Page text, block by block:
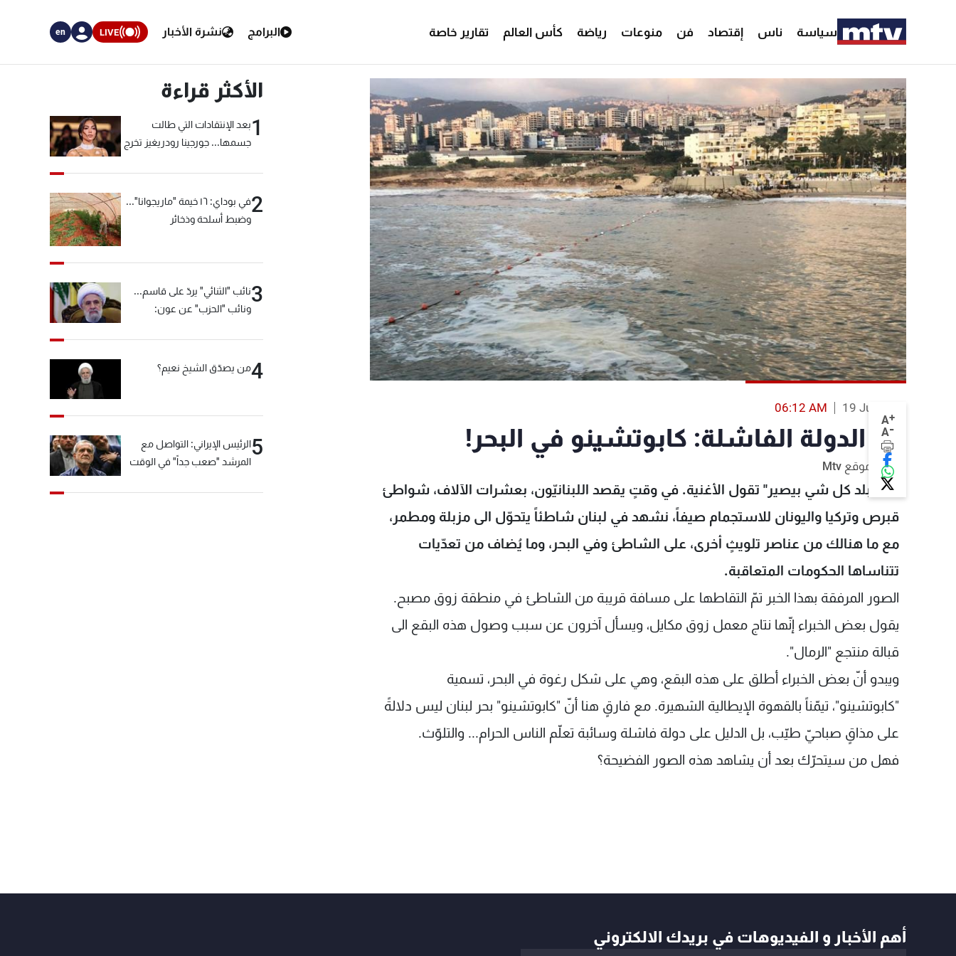
سياسة ناس إقتصاد فن منوعات رياضة كأس العالم تقارير خاصة البرامج نشرة الأخبار LIVE
en
A+
A-
19 Jul 2019
06:12 AM
في الدولة الفاشلة: كابوتشينو في البحر!
خاص موقع Mtv
"بهالبلد كل شي بيصير" تقول الأغنية. في وقتٍ يقصد اللبنانيّون، بعشرات الآلاف، شواطئ
قبرص وتركيا واليونان للاستجمام صيفاً، نشهد في لبنان شاطئاً يتحوّل الى مزبلة ومطمر،
مع ما هنالك من عناصر تلويثٍ أخرى، على الشاطئ وفي البحر، وما يُضاف من تعدّيات
تتناساها الحكومات المتعاقبة.
الصور المرفقة بهذا الخبر تمّ التقاطها على مسافة قريبة من الشاطئ في منطقة زوق مصبح.
يقول بعض الخبراء إنّها نتاج معمل زوق مكايل، ويسأل آخرون عن سبب وصول هذه البقع الى
قبالة منتجع "الرمال".
ويبدو أنّ بعض الخبراء أطلق على هذه البقع، وهي على شكل رغوة في البحر، تسمية
"كابوتشينو"، تيمّناً بالقهوة الإيطالية الشهيرة. مع فارقٍ هنا أنّ "كابوتشينو" بحر لبنان ليس دلالةً
على مذاقٍ صباحيّ طيّب، بل الدليل على دولة فاشلة وسائبة تعلّم الناس الحرام... والتلوّث.
فهل من سيتحرّك بعد أن يشاهد هذه الصور الفضيحة؟
الأكثر قراءة
1بعد الإنتقادات التي طالت
جسمها... جورجينا رودريغيز تخرج
2
في بوداي: ١٦ خيمة "ماريجوانا"...
وضبط أسلحة وذخائر
3نائب "الثنائي" يردّ على قاسم...
ونائب "الحزب" عن عون:
4من يصدّق الشيخ نعيم؟
5الرئيس الإيراني: التواصل مع
المرشد "صعب جداً" في الوقت
أهم الأخبار و الفيديوهات في بريدك الالكتروني